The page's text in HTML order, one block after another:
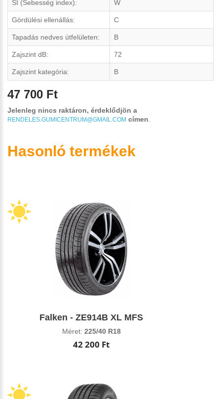
SI (Sebesség index): W
Gördülési ellenállás: C
Tapadás nedves útfelületen: B
Zajszint dB: 72
Zajszint kategória: B
47 700 Ft
Jelenleg nincs raktáron, érdeklődjön a
RENDELES.GUMICENTRUM@GMAIL.COM címen.
Hasonló termékek
Falken - ZE914B XL MFS
Méret: 225/40 R18
42 200 Ft